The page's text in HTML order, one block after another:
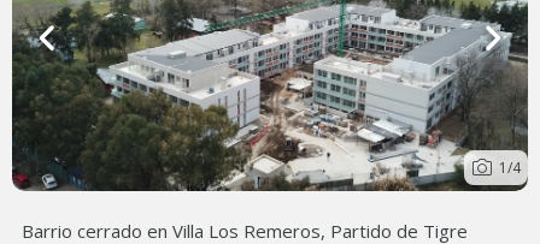
1/4
Barrio cerrado en Villa Los Remeros, Partido de Tigre